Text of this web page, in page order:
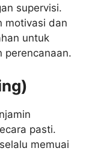
supervisi.
motivasi dan
untuk
perencanaan.
pasti.
memuai